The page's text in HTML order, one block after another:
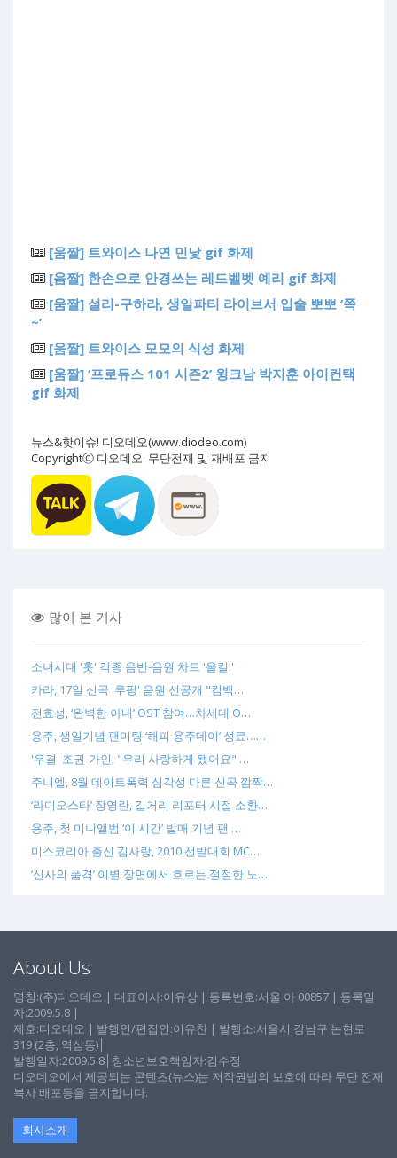
[움짤] 트와이스 나연 민낯 gif 화제
[움짤] 한손으로 안경쓰는 레드벨벳 예리 gif 화제
[움짤] 설리-구하라, 생일파티 라이브서 입술 뽀뽀 ‘쪽
~’
[움짤] 트와이스 모모의 식성 화제
[움짤] ‘프로듀스 101 시즌2’ 윙크남 박지훈 아이컨택
gif 화제
뉴스&핫이슈! 디오데오(www.diodeo.com)
Copyrightⓒ 디오데오. 무단전재 및 재배포 금지
많이 본 기사
소녀시대 '훗' 각종 음반-음원 차트 '올킬!'
카라, 17일 신곡 '루팡' 음원 선공개 "컴백…
전효성, ‘완벽한 아내’ OST 참여…차세대 O…
용주, 생일기념 팬미팅 ‘해피 용주데이’ 성료……
'우결' 조권-가인, "우리 사랑하게 됐어요" …
주니엘, 8월 데이트폭력 심각성 다른 신곡 깜짝…
‘라디오스타’ 장영란, 길거리 리포터 시절 소환…
용주, 첫 미니앨범 ‘이 시간’ 발매 기념 팬 …
미스코리아 출신 김사랑, 2010 선발대회 MC…
‘신사의 품격’ 이별 장면에서 흐르는 절절한 노…
About Us
명칭:(주)디오데오 | 대표이사:이유상 | 등록번호:서울 아 00857 | 등록일
자:2009.5.8 |
제호:디오데오 | 발행인/편집인:이유찬 | 발행소:서울시 강남구 논현로
319 (2층, 역삼동)│
발행일자:2009.5.8│청소년보호책임자:김수정
디오데오에서 제공되는 콘텐츠(뉴스)는 저작권법의 보호에 따라 무단 전재
복사 배포등을 금지합니다.
회사소개